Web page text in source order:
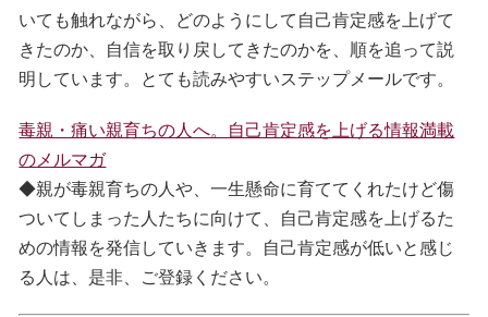
いても触れながら、どのようにして自己肯定感を上げて
きたのか、自信を取り戻してきたのかを、順を追って説
明しています。とても読みやすいステップメールです。
毒親・痛い親育ちの人へ。自己肯定感を上げる情報満載
のメルマガ
◆親が毒親育ちの人や、一生懸命に育ててくれたけど傷
ついてしまった人たちに向けて、自己肯定感を上げるた
めの情報を発信していきます。自己肯定感が低いと感じ
る人は、是非、ご登録ください。